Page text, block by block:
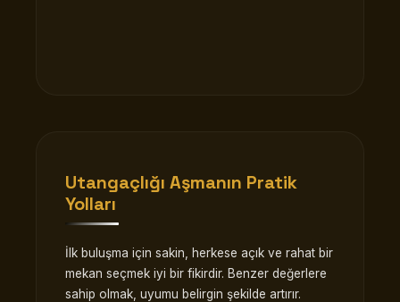
Utangaçlığı Aşmanın Pratik
Yolları
İlk buluşma için sakin, herkese açık ve rahat bir
mekan seçmek iyi bir fikirdir. Benzer değerlere
sahip olmak, uyumu belirgin şekilde artırır.